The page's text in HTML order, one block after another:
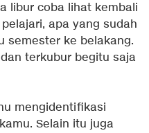
libur coba lihat kembali
apa yang sudah
semester ke belakang.
terkubur begitu saja
mengidentifikasi
Selain itu juga